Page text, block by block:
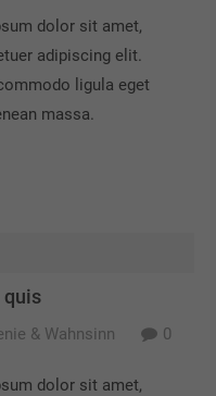
adipiscing
dolor sit amet,
adipiscing elit.
ligula eget
massa.
quis
& Wahnsinn 0
dolor sit amet,